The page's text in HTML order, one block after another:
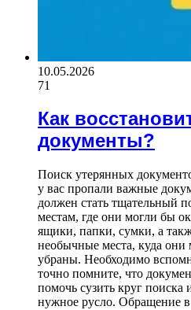
10.05.2026
71
Как
документы?
Поиск утерянных
у вас пропали важные
должен стать тщательный
местам, где они могли бы
ящики, папки, сумки, а
необычные места, куда они
убраны. Необходимо
точно помните, что
помочь сузить круг поиска
нужное русло. Обращение